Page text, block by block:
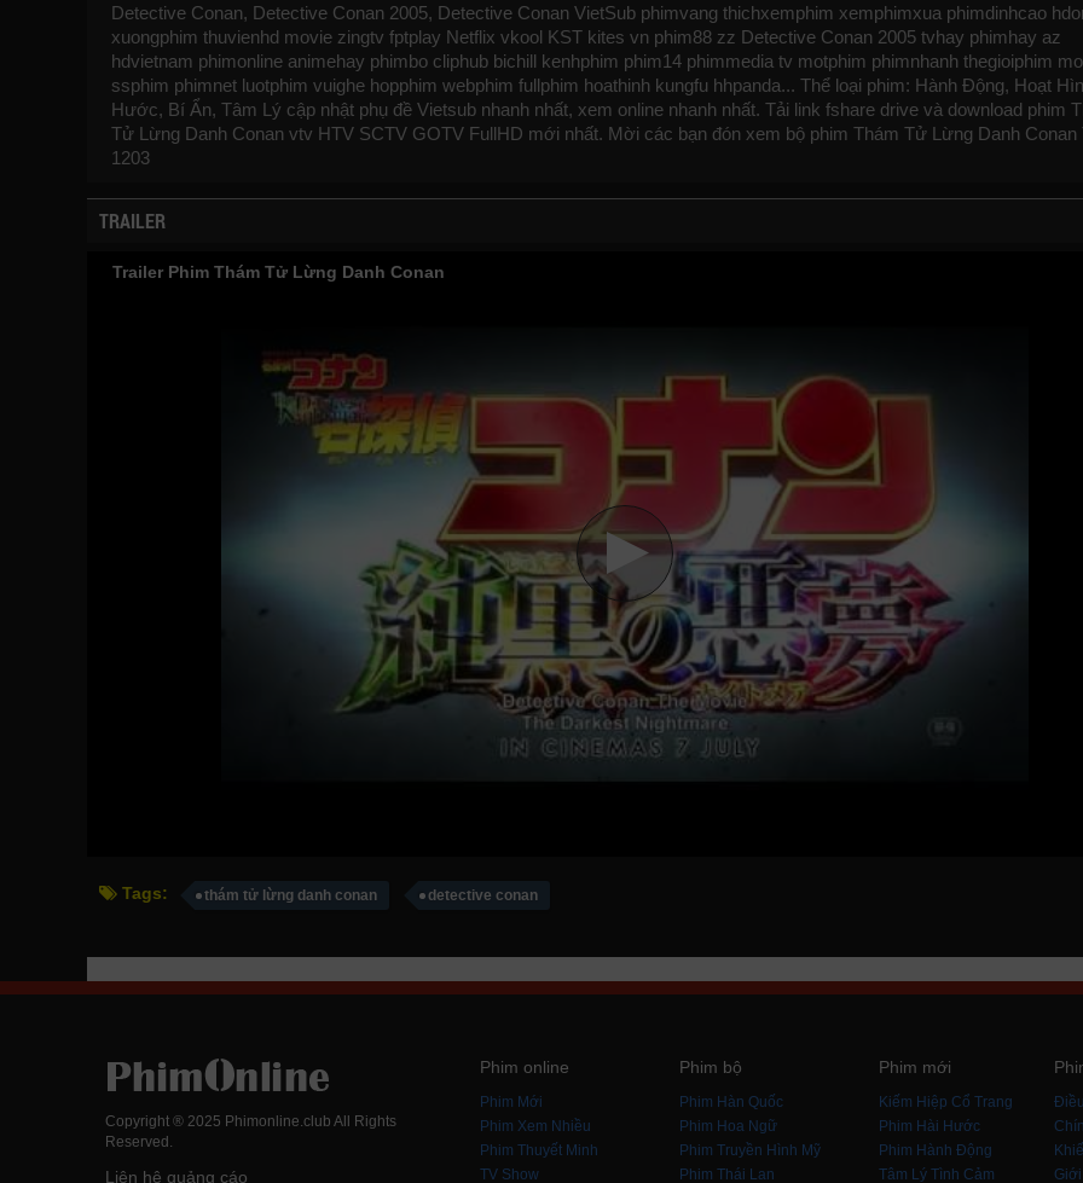
Detective Conan, Detective Conan 2005, Detective Conan VietSub phimvang thichxemphim xemphimxua phimdinhcao
xuongphim thuvienhd movie zingtv fptplay Netflix vkool KST kites vn phim88 zz Detective Conan 2005 tvhay phimhay az
hdvietnam phimonline animehay phimbo cliphub bichill kenhphim phim14 phimmedia tv motphim phimnhanh thegioiphim
ssphim phimnet luotphim vuighe hopphim webphim fullphim hoathinh kungfu hhpanda... Thể loại phim: Hành Động, Hoạt
Hước, Bí Ẩn, Tâm Lý cập nhật phụ đề Vietsub nhanh nhất, xem online nhanh nhất. Tải link fshare drive và download phim
Tử Lừng Danh Conan vtv HTV SCTV GOTV FullHD mới nhất. Mời các bạn đón xem bộ phim Thám Tử Lừng Danh Conan
1203
TRAILER
Trailer Phim Thám Tử Lừng Danh Conan
Tags: thám tử lừng danh conan detective conan
Copyright ® 2025 Phimonline.club All Rights
Reserved.
Liên hệ quảng cáo
Phim online
Phim Mới
Phim Xem Nhiều
Phim Thuyết Minh
TV Show
Phim bộ
Phim Hàn Quốc
Phim Hoa Ngữ
Phim Truyền Hình Mỹ
Phim Thái Lan
Phim mới
Kiếm Hiệp Cổ Trang
Phim Hài Hước
Phim Hành Động
Tâm Lý Tình Cảm